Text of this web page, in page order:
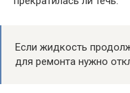
Если жидкость
для ремонта нужно